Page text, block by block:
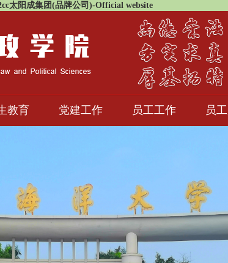
太阳成集团(品牌公司)-Official website
教育 党建工作 员工工作 员